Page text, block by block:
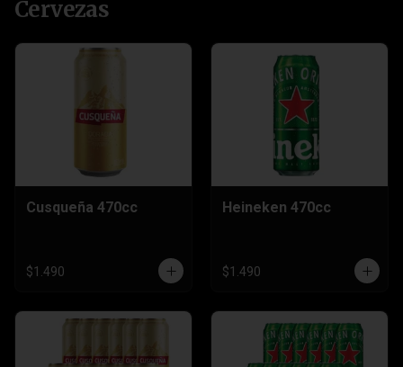
Cervezas
Cusqueña 470cc
$1.490
Heineken 470cc
$1.490